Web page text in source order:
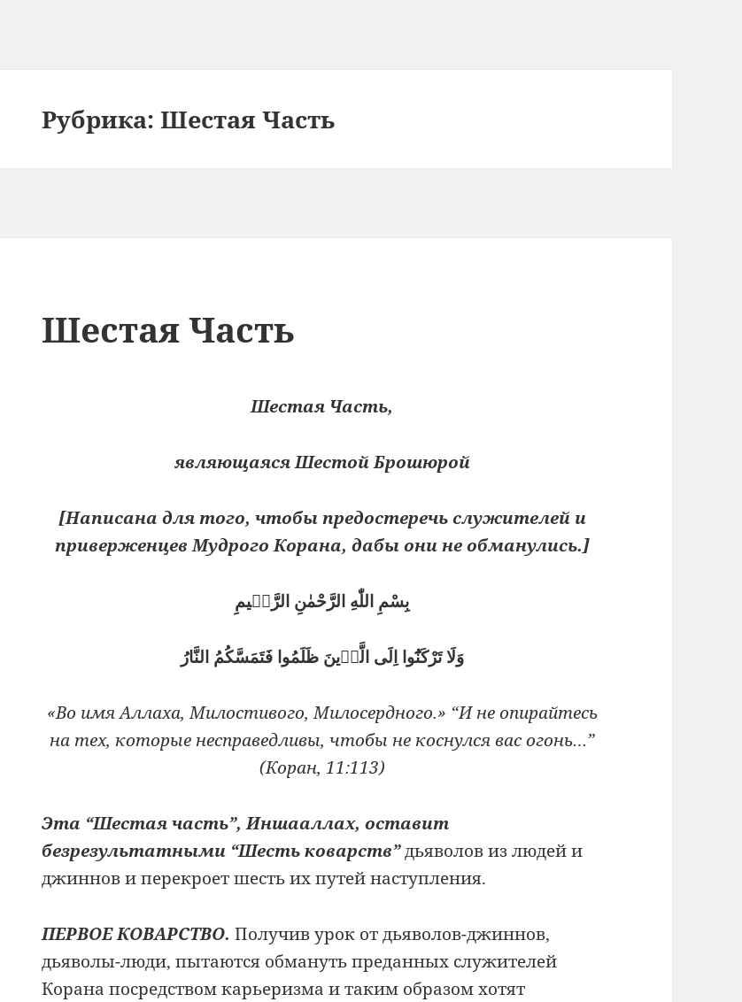
Рубрика:Шестая Часть
Шестая Часть
Шестая Часть,
являющаяся Шестой Брошюрой
[Написана для того, чтобы предостеречь служителей и
приверженцев Мудрого Корана, дабы они не обманулись.]
بِسْمِ اللّٰهِ الرَّحْمٰنِ الرَّحٖيمِ
وَلَا تَرْكَنُٓوا اِلَى الَّذٖينَ ظَلَمُوا فَتَمَسَّكُمُ النَّارُ
«Во имя Аллаха, Милостивого, Милосердного.» “И не опирайтесь
на тех, которые несправедливы, чтобы не коснулся вас огонь…”
(Коран, 11:113)
Эта “Шестая часть”, Иншааллах, оставит
безрезультатными “Шесть коварств”дьяволов из людей и
джиннов и перекроет шесть их путей наступления.
ПЕРВОЕ КОВАРСТВО.Получив урок от дьяволов-джиннов,
дьяволы-люди, пытаются обмануть преданных служителей
Корана посредством карьеризма и таким образом хотят